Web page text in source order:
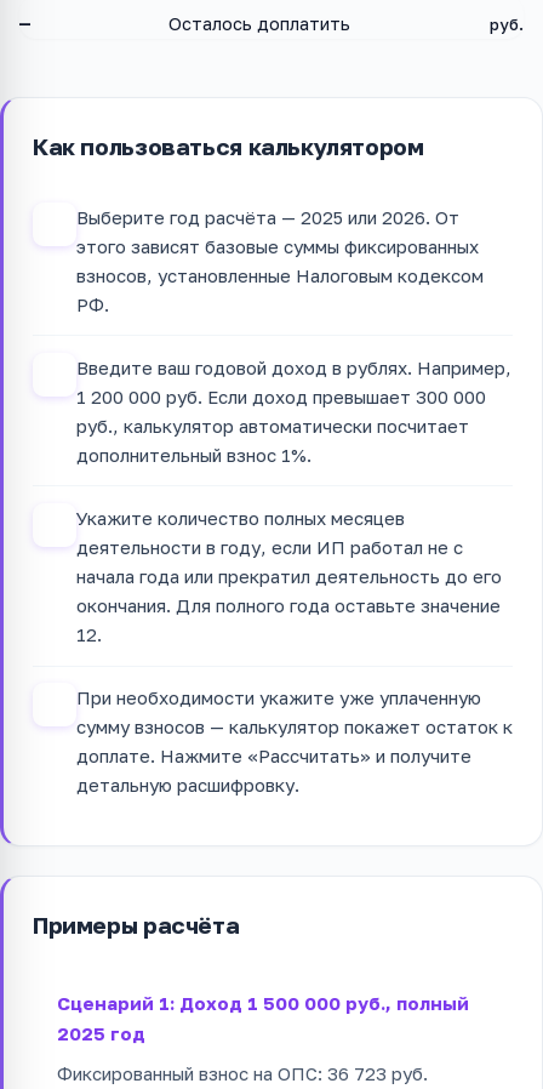
— Осталось доплатить руб.
Как пользоваться калькулятором
Выберите год расчёта — 2025 или 2026. От
этого зависят базовые суммы фиксированных
взносов, установленные Налоговым кодексом
РФ.
Введите ваш годовой доход в рублях. Например,
1 200 000 руб. Если доход превышает 300 000
руб., калькулятор автоматически посчитает
дополнительный взнос 1%.
Укажите количество полных месяцев
деятельности в году, если ИП работал не с
начала года или прекратил деятельность до его
окончания. Для полного года оставьте значение
12.
При необходимости укажите уже уплаченную
сумму взносов — калькулятор покажет остаток к
доплате. Нажмите «Рассчитать» и получите
детальную расшифровку.
Примеры расчёта
Сценарий 1: Доход 1 500 000 руб., полный
2025 год
Фиксированный взнос на ОПС: 36 723 руб.